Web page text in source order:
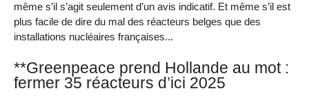
même s’il s’agit seulement d’un avis indicatif. Et même s’il est
plus facile de dire du mal des réacteurs belges que des
installations nucléaires françaises...
**Greenpeace prend Hollande au mot :
fermer 35 réacteurs d’ici 2025